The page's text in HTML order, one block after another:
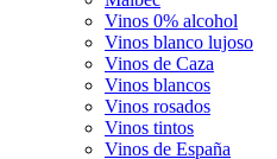
Vinos 0% alcohol
Vinos blanco lujoso
Vinos de Caza
Vinos blancos
Vinos rosados
Vinos tintos
Vinos de España